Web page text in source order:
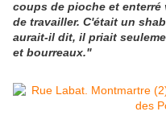
coups de pioche et
de travailler. C'était un
aurait-il dit, il priait
et bourreaux."